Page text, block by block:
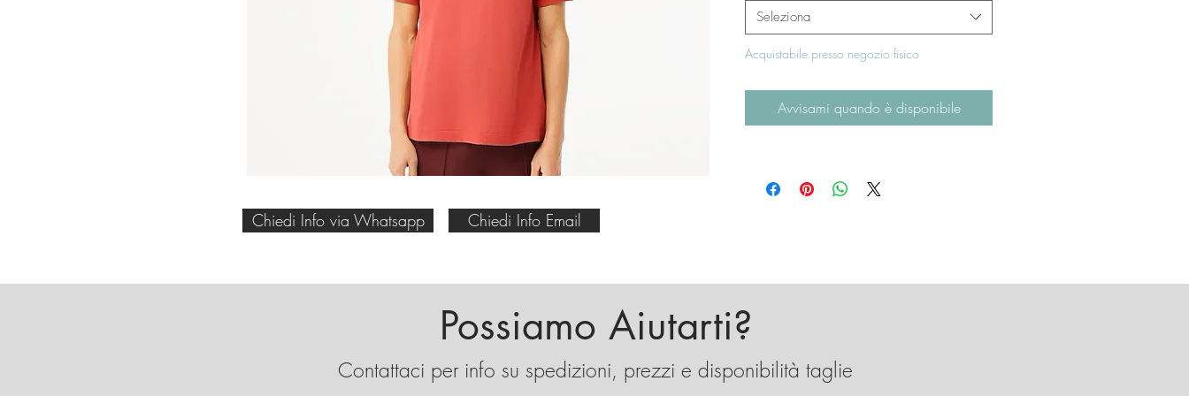
Seleziona
Acquistabile presso negozio fisico
Avvisami quando è disponibile
Chiedi Info via Whatsapp Chiedi Info Email
Possiamo Aiutarti?
Contattaci per info su spedizioni, prezzi e disponibilità taglie